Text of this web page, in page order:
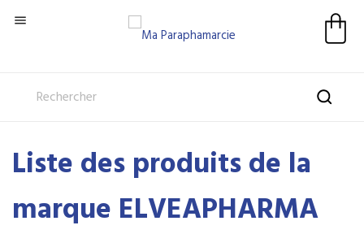

Liste des produits de la
marque ELVEAPHARMA